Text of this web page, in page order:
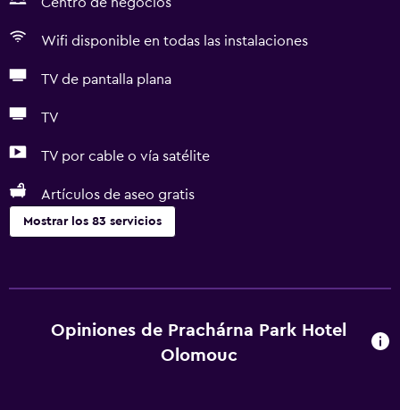
Wifi disponible en todas las instalaciones
TV de pantalla plana
TV
TV por cable o vía satélite
Artículos de aseo gratis
Mostrar los 83 servicios
Wifi gratis
Wifi disponible en todas las instalaciones
Opiniones de Prachárna Park Hotel
Olomouc